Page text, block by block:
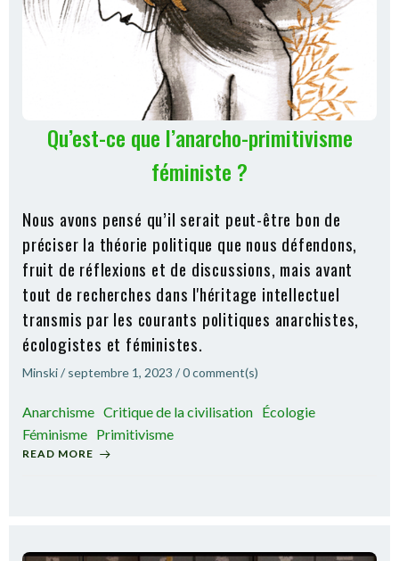
Qu’est-ce que l’anarcho-primitivisme
féministe ?
Nous avons pensé qu’il serait peut-être bon de
préciser la théorie politique que nous défendons,
fruit de réflexions et de discussions, mais avant
tout de recherches dans l'héritage intellectuel
transmis par les courants politiques anarchistes,
écologistes et féministes.
Minski/ septembre 1, 2023 /0comment(s)
Anarchisme Critique de la civilisation Écologie
Féminisme Primitivisme
READ MORE